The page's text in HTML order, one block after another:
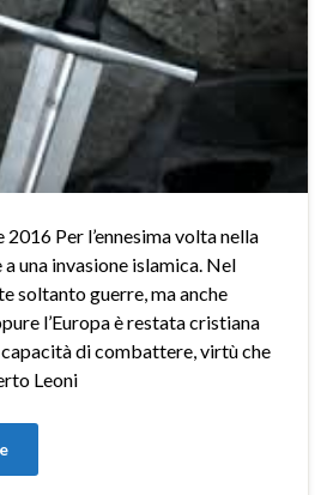
Per l’ennesima volta nella
una invasione islamica. Nel
soltanto guerre, ma anche
l’Europa è restata cristiana
di combattere, virtù che
Leoni